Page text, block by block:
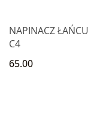
NAPINACZ
C4
65.00